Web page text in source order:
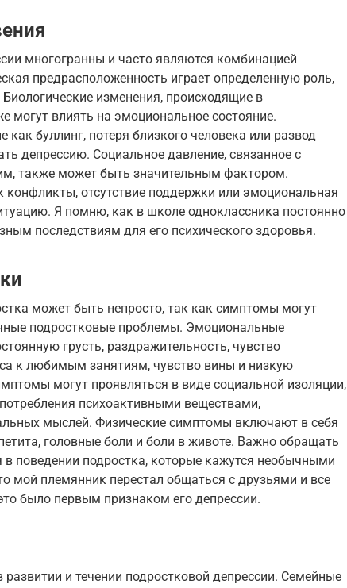
многогранны и часто являются комбинацией
предрасположенность играет определенную роль,
изменения, происходящие в
могут влиять на эмоциональное состояние.
как буллинг, потеря близкого человека или развод
депрессию. Социальное давление, связанное с
также может быть значительным фактором.
отсутствие поддержки или эмоциональная
Я помню, как в школе одноклассника постоянно
последствиям для его психического здоровья.
может быть непросто, так как симптомы могут
подростковые проблемы. Эмоциональные
грусть, раздражительность, чувство
к любимым занятиям, чувство вины и низкую
могут проявляться в виде социальной изоляции,
психоактивными веществами,
мыслей. Физические симптомы включают в себя
головные боли и боли в животе. Важно обращать
поведении подростка, которые кажутся необычными
мой племянник перестал общаться с друзьями и все
было первым признаком его депрессии.
и течении подростковой депрессии. Семейные